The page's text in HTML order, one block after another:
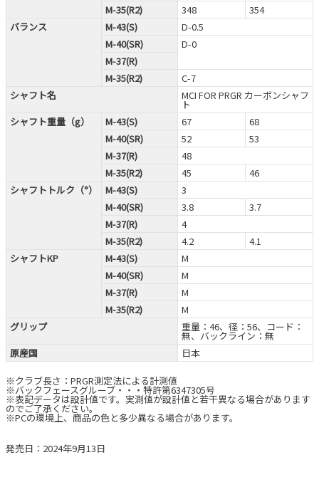
M-35(R2)
348
354
バランス
M-43(S)
D-0.5
M-40(SR)
D-0
M-37(R)
M-35(R2)
C-7
シャフト名
MCI FOR PRGR カーボンシャフ
ト
シャフト重量（g）
M-43(S) 67
68
M-40(SR)
52
53
M-37(R)
48
M-35(R2)
45
46
シャフトトルク（°）
M-43(S)
3
M-40(SR)
3.8
3.7
M-37(R)
4
M-35(R2)
4.2
4.1
シャフトKP
M-43(S)
M
M-40(SR)
M
M-37(R)
M
M-35(R2)
M
グリップ
重量：46、径：56、コード：
無、バックライン：無
原産国
日本
※クラブ長さ：PRGR測定法による計測値
※バックフェースグルーブ・・・特許第6347305号
※表記データは設計値です。実測値が設計値と若干異なる場合があります
のでご了承ください。
※PCの環境上、商品の色と多少異なる場合があります。
発売日：2024年9月13日